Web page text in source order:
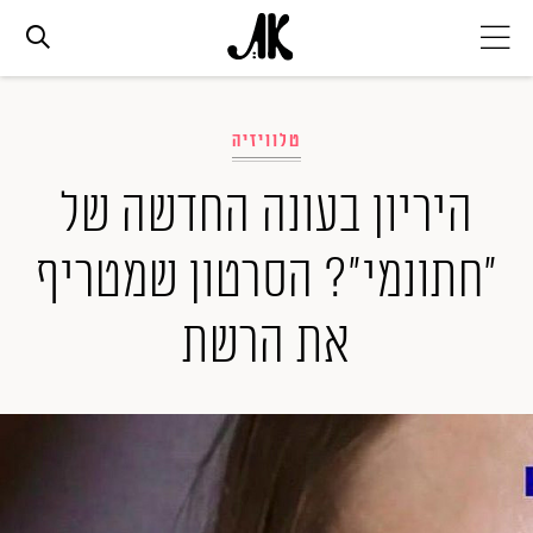
אופנה
ביוטי
סלבס
ערוצים נוספים
המגזין
טלוויזיה
היריון בעונה החדשה של
"חתונמי"? הסרטון שמטריף
את הרשת